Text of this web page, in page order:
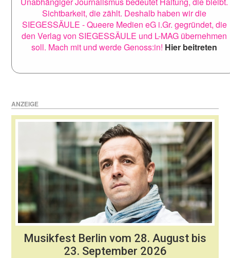
Sichtbarkeit, die zählt. Deshalb haben wir die
SIEGESSÄULE - Queere Medien eG i.Gr. gegründet, die
den Verlag von SIEGESSÄULE und L-MAG übernehmen
soll. Mach mit und werde Genoss:in! Hier beitreten
ANZEIGE
Musikfest Berlin vom 28. August bis
23. September 2026